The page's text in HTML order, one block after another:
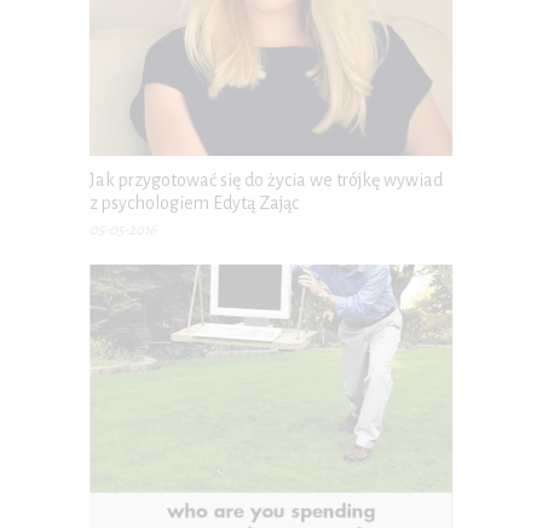
Jak przygotować się do życia we trójkę wywiad
z psychologiem Edytą Zając
05-05-2016